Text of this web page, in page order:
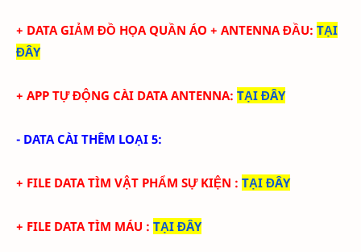
+ DATAGIẢM ĐỒ HỌA QUẦN ÁO + ANTENNA ĐẦU: TẠI
ĐÂY
+ APP TỰ ĐỘNG CÀI DATA ANTENNA: TẠI ĐÂY
- DATA CÀI THÊM LOẠI 5:
+ FILE DATA TÌM VẬT PHẨM SỰ KIỆN : TẠI ĐÂY
+ FILE DATA TÌM MÁU : TẠI ĐÂY